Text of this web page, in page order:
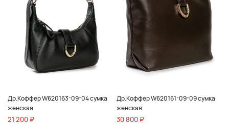
Др.Коффер W620163-09-04 сумка
женская
21 200 ₽
Др.Коффер W620161-09-09 сумка
женская
30 800 ₽